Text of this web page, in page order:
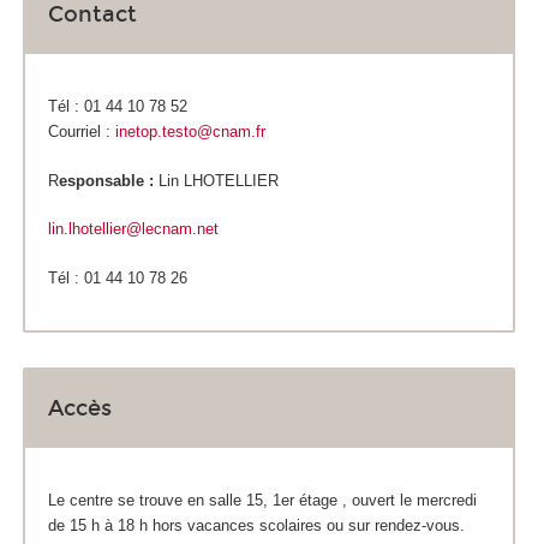
Contact
Tél : 01 44 10 78 52
Courriel : inetop.testo@cnam.fr
Responsable : Lin LHOTELLIER
lin.lhotellier@lecnam.net
Tél : 01 44 10 78 26
Accès
Le centre se trouve en salle 15, 1er étage , ouvert le mercredi
de 15 h à 18 h hors vacances scolaires ou sur rendez-vous.